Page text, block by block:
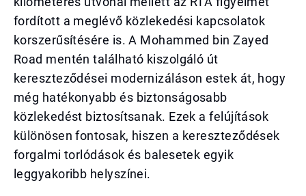
fordított a meglévő közlekedési kapcsolatok
korszerűsítésére is. A Mohammed bin Zayed
Road mentén található kiszolgáló út
kereszteződései modernizáláson estek át, hogy
még hatékonyabb és biztonságosabb
közlekedést biztosítsanak. Ezek a felújítások
különösen fontosak, hiszen a kereszteződések
forgalmi torlódások és balesetek egyik
leggyakoribb helyszínei.